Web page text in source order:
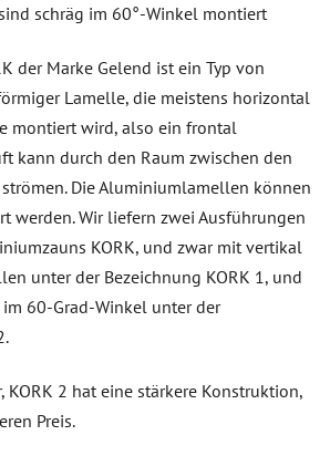
schräg im 60°-Winkel montiert
der Marke Gelend ist ein Typ von
Lamelle, die meistens horizontal
montiert wird, also ein frontal
kann durch den Raum zwischen den
Die Aluminiumlamellen können
werden. Wir liefern zwei Ausführungen
KORK, und zwar mit vertikal
unter der Bezeichnung KORK 1, und
60-Grad-Winkel unter der
KORK 2 hat eine stärkere Konstruktion,
Preis.